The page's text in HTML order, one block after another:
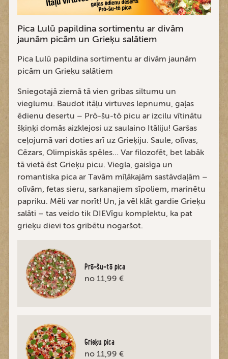
Pica Lulū papildina sortimentu ar divām
jaunām picām un Grieķu salātiem
Pica Lulū papildina sortimentu ar divām jaunām
picām un Grieķu salātiem
Sniegotajā ziemā tā vien gribas siltumu un
vieglumu. Baudot itāļu virtuves lepnumu, gaļas
ēdienu desertu – Prō-šu-tō picu ar izcilu vītinātu
šķiņķi domās aizklejosi uz saulaino Itāliju! Garšas
ceļojumā vari doties arī uz Grieķiju. Saule, olīvas,
Cēzars, Olimpiskās spēles… Var filozofēt, bet labāk
tā vietā ēst Grieķu picu. Viegla, gaisīga un
romantiska pica ar Tavām mīļākajām sastāvdaļām –
olīvām, fetas sieru, sarkanajiem sīpoliem, marinētu
papriku. Mēli var norīt! Un, ja vēl klāt gardie Grieķu
salāti – tas veido tik DIEVīgu komplektu, ka pat
grieķu dievi tos gribētu nogaršot.
Prō-šu-tō pica
no 11,99 €
Grieķu pica
no 11,99 €